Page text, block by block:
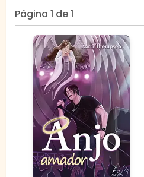
Página 1 de 1